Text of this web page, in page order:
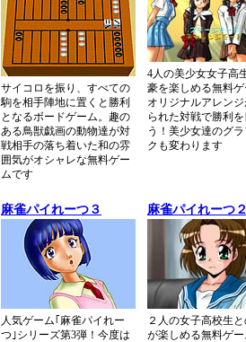
サイコロを振り、すべての
駒を相手陣地に置くと勝利
となるボードゲーム。趣の
ある鳥獣戯画の動物達が対
戦相手の落ち着いた和の雰
囲気がオシャレな無料ゲー
ムです
4人の美少女女子高
豪を楽しめる無料
オリジナルアレン
られた対戦で勝利
う！美少女達のグ
クも変わります
麻雀パイれーつ３
人気ゲーム｢麻雀パイれー
つ｣シリーズ第3弾！今度は
麻雀パイれーつ
２人の女子高校生
が楽しめる無料ゲ